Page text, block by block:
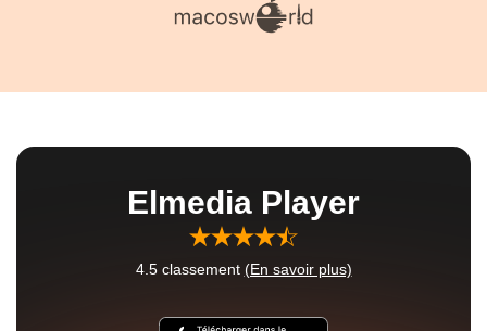
Elmedia Player
4.5classement (En savoir plus)